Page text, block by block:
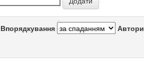
Впорядкування Автори